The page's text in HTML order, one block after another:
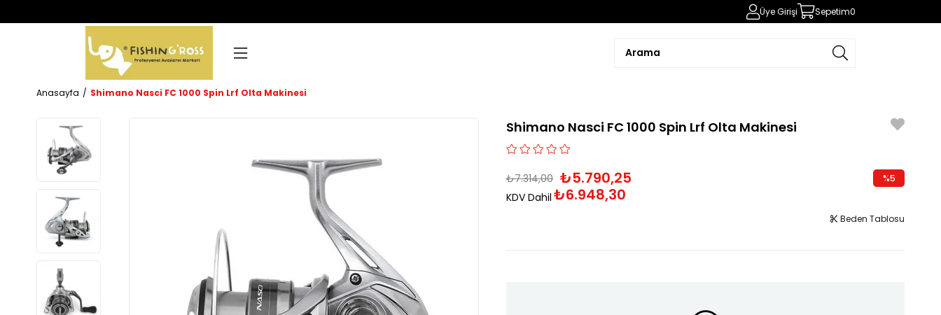
Üye Girişi Sepetim0
Anasayfa Shimano Nasci FC 1000 Spin Lrf Olta Makinesi
Shimano Nasci FC 1000 Spin Lrf Olta Makinesi
₺7.314,00 ₺5.790,25
KDV Dahil ₺6.948,30
%5
Beden Tablosu